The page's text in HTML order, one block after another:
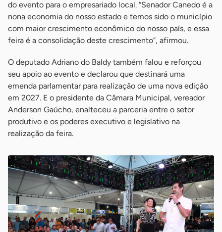
do evento para o empresariado local. “Senador Canedo é a
nona economia do nosso estado e temos sido o município
com maior crescimento econômico do nosso país, e essa
feira é a consolidação deste crescimento”, afirmou.
O deputado Adriano do Baldy também falou e reforçou
seu apoio ao evento e declarou que destinará uma
emenda parlamentar para realização de uma nova edição
em 2027. E o presidente da Câmara Municipal, vereador
Anderson Gaúcho, enalteceu a parceria entre o setor
produtivo e os poderes executivo e legislativo na
realização da feira.